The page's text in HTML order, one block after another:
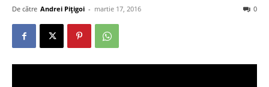
De către Andrei Pițigoi - martie 17, 2016 0